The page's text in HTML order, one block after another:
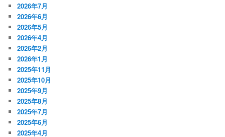
2026年7月
2026年6月
2026年5月
2026年4月
2026年2月
2026年1月
2025年11月
2025年10月
2025年9月
2025年8月
2025年7月
2025年6月
2025年4月